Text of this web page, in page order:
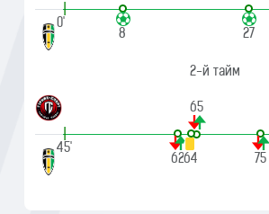
|
0'
8
27
2-й тайм
65
|
45'
6264 75